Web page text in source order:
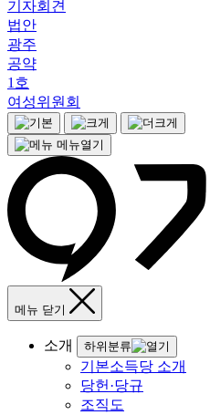
기자회견
법안
광주
공약
1호
여성위원회
메뉴열기
메뉴 닫기
소개 하위분류
기본소득당 소개
당헌·당규
조직도